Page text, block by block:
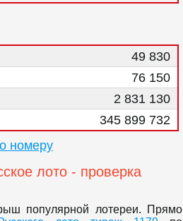
49 830
76 150
2 831 130
345 899 732
номеру
лото - проверка
популярной лотереи. Прямо